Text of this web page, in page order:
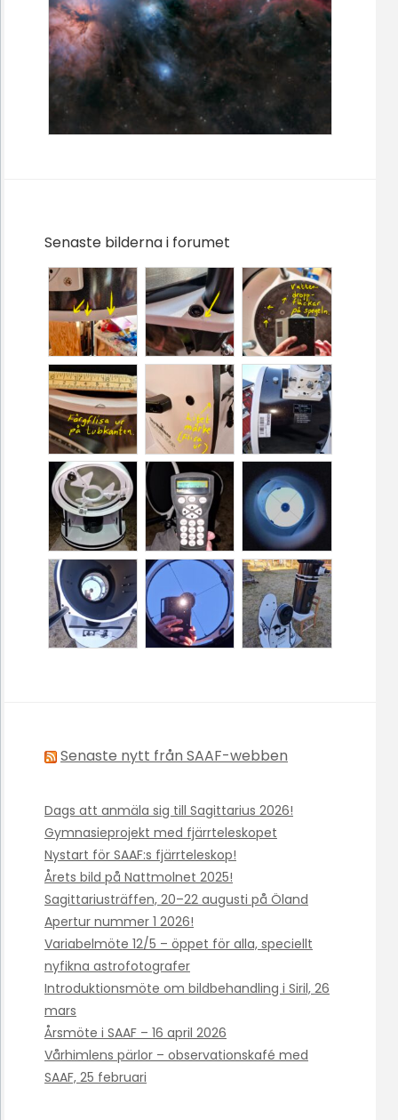
Senaste bilderna i forumet
Senaste nytt från SAAF-webben
Dags att anmäla sig till Sagittarius 2026!
Gymnasieprojekt med fjärrteleskopet
Nystart för SAAF:s fjärrteleskop!
Årets bild på Nattmolnet 2025!
Sagittariusträffen, 20–22 augusti på Öland
Apertur nummer 1 2026!
Variabelmöte 12/5 – öppet för alla, speciellt
nyfikna astrofotografer
Introduktionsmöte om bildbehandling i Siril, 26
mars
Årsmöte i SAAF – 16 april 2026
Vårhimlens pärlor – observationskafé med
SAAF, 25 februari